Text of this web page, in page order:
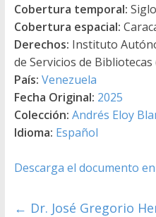
Cobertura temporal:
Cobertura espacial:
Derechos: Instituto
de Servicios de Bibliotecas
País: Venezuela
Fecha Original: 2025
Colección: Andrés Eloy
Idioma: Español
Descarga el documento
← Dr. José Gregorio